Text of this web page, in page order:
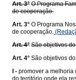
Art. 3° O Programa
de cooperação.
Art. 3° O Programa
de cooperação.
Art. 4° São objetivos
Art. 4° São objetivos
I - promover a melhoria
do território onde ela